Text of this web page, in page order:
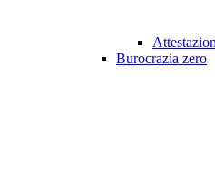
Burocrazia zero